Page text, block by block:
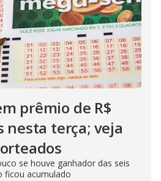
prêmio de R$
nesta terça; veja
se houve ganhador das seis
ficou acumulado